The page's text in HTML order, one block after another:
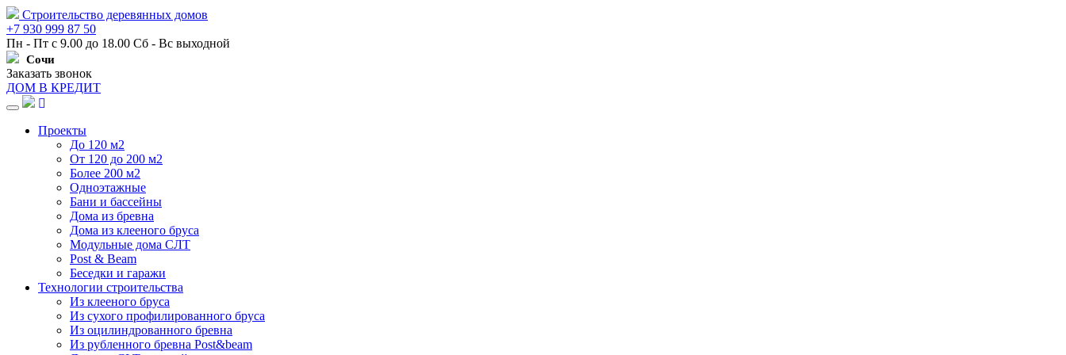
Строительство деревянных домов
+7 930 999 87 50
Пн - Пт с 9.00 до 18.00 Сб - Вс выходной
Сочи
Заказать звонок
ДОМ В КРЕДИТ
Навигация
Проекты
До 120 м2
От 120 до 200 м2
Более 200 м2
Одноэтажные
Бани и бассейны
Дома из бревна
Дома из клееного бруса
Модульные дома СЛТ
Post & Beam
Беседки и гаражи
Технологии строительства
Из клееного бруса
Из сухого профилированного бруса
Из оцилиндрованного бревна
Из рубленного бревна Post&beam